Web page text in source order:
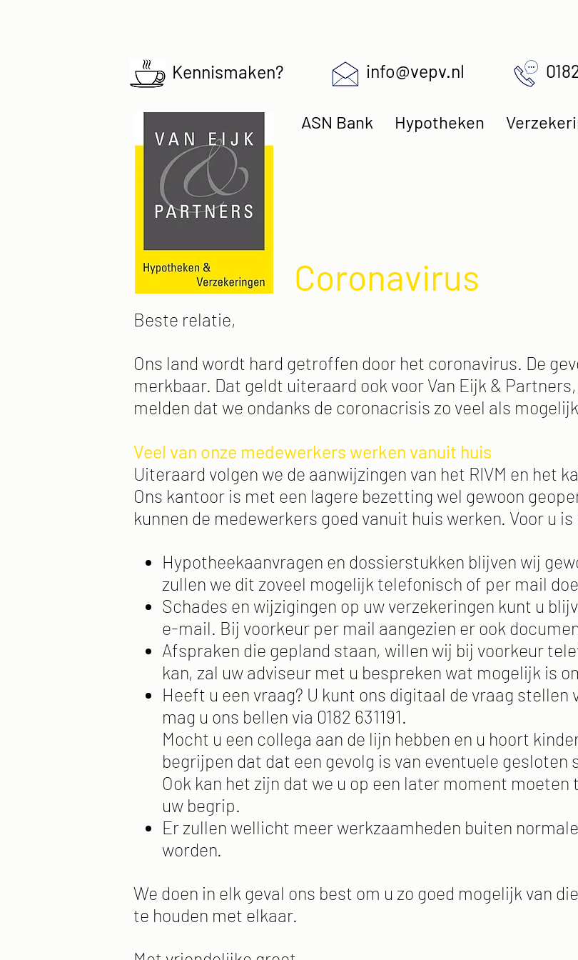
Kennismaken? info@vepv.nl
Coronavirus
Beste relatie,
Ons land wordt hard getroffen door het coronavirus. De
merkbaar. Dat geldt uiteraard ook voor Van Eijk &
melden dat we ondanks de coronacrisis zo veel als
Veel van onze medewerkers werken vanuit huis
Uiteraard volgen we de aanwijzingen van het RIVM en het
Ons kantoor is met een lagere bezetting wel gewoon
kunnen de medewerkers goed vanuit huis werken. Voor u
Hypotheekaanvragen en dossierstukken blijven wij
zullen we dit zoveel mogelijk telefonisch of per mail
Schades en wijzigingen op uw verzekeringen kunt u
e-mail. Bij voorkeur per mail aangezien er ook
Afspraken die gepland staan, willen wij bij voorkeur
kan, zal uw adviseur met u bespreken wat mogelijk is
Heeft u een vraag? U kunt ons digitaal de vraag stellen
mag u ons bellen via 0182 631191.
Mocht u een collega aan de lijn hebben en u hoort
begrijpen dat dat een gevolg is van eventuele gesloten
Ook kan het zijn dat we u op een later moment
uw begrip.
Er zullen wellicht meer werkzaamheden buiten
worden.
We doen in elk geval ons best om u zo goed mogelijk van
te houden met elkaar.
ASN Bank Hypotheken